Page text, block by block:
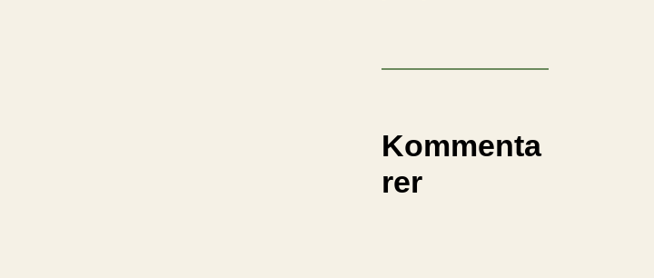
Kommenta
rer